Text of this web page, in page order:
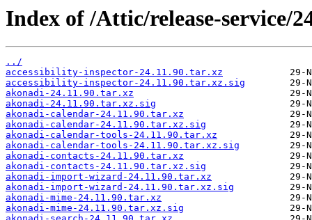
Index of /Attic/release-service/
../
accessibility-inspector-24.11.90.tar.xz
accessibility-inspector-24.11.90.tar.xz.sig
akonadi-24.11.90.tar.xz
akonadi-24.11.90.tar.xz.sig
akonadi-calendar-24.11.90.tar.xz
akonadi-calendar-24.11.90.tar.xz.sig
akonadi-calendar-tools-24.11.90.tar.xz
akonadi-calendar-tools-24.11.90.tar.xz.sig
akonadi-contacts-24.11.90.tar.xz
akonadi-contacts-24.11.90.tar.xz.sig
akonadi-import-wizard-24.11.90.tar.xz
akonadi-import-wizard-24.11.90.tar.xz.sig
akonadi-mime-24.11.90.tar.xz
akonadi-mime-24.11.90.tar.xz.sig